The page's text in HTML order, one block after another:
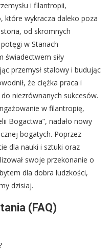
i filantropii,
które wykracza daleko poza
od skromnych
w Stanach
świadectwem siły
przemysł stalowy i budując
że ciężka praca i
niezrównanych sukcesów.
w filantropię,
Bogactwa”, nadało nowy
bogatych. Poprzez
dla nauki i sztuki oraz
swoje przekonanie o
dla dobra ludzkości,
dzisiaj.
(FAQ)